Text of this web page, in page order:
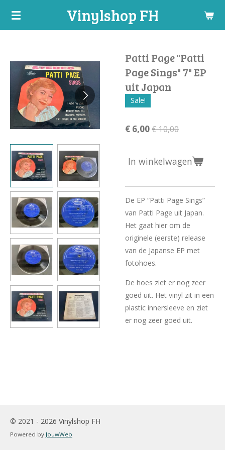
Ga
hoofdinhoud
Vinylshop FH
Patti Page "Patti
Page Sings" 7" EP
uit Japan
Sale!
€ 6,00€ 10,00
In winkelwagen
De EP “Patti Page Sings”
van Patti Page uit Japan.
Het gaat hier om de
originele (eerste) release
van de Japanse EP met
fotohoes.
De hoes ziet er nog zeer
goed uit. Het vinyl zit in een
plastic innersleeve en ziet
er nog zeer goed uit.
© 2021 - 2026 Vinylshop FH
Powered by JouwWeb